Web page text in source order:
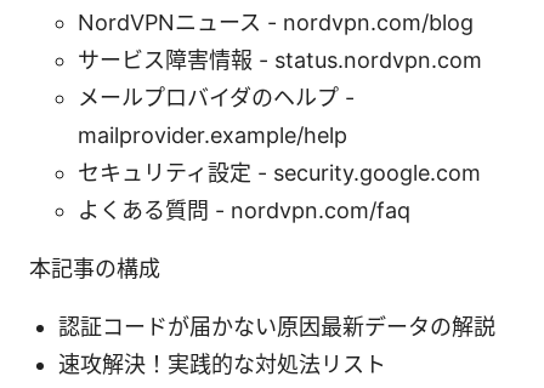
NordVPNニュース - nordvpn.com/blog
サービス障害情報 - status.nordvpn.com
メールプロバイダのヘルプ -
mailprovider.example/help
セキュリティ設定 - security.google.com
よくある質問 - nordvpn.com/faq
本記事の構成
認証コードが届かない原因最新データの解説
速攻解決！実践的な対処法リスト